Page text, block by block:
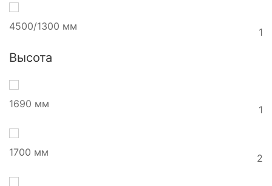
4500/1300 мм 1
Высота
1690 мм 1
1700 мм 2